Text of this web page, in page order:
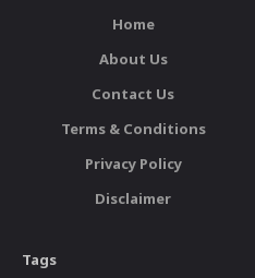
Home
About Us
Contact Us
Terms & Conditions
Privacy Policy
Disclaimer
Tags